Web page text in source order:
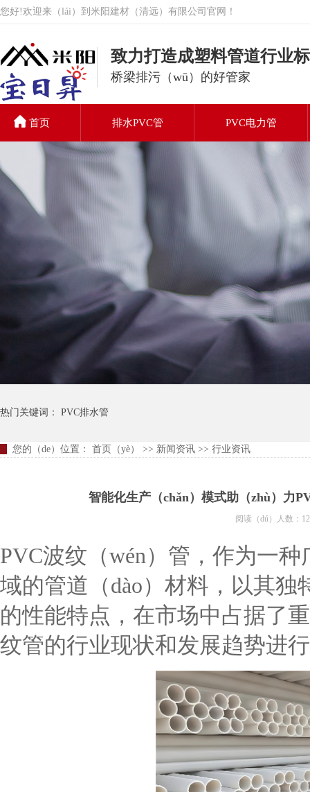
您好!欢迎来（lái）到米阳建材（清远）有限公司官网！
PVC排水管
致力打造成塑料管道行业
桥梁排污（wū）的好管家
首页 排水PVC管 PVC电力管
热门关键词： PVC排水管
您的（de）位置： 首页（yè） >> 新闻资讯 >> 行业资讯
智能化生产（chǎn）模式助（zhù）力
阅读（dú）人数：
PVC波纹（wén）管，作为一
域的管道（dào）材料，以其独
的性能特点，在市场中占据了
纹管的行业现状和发展趋势进